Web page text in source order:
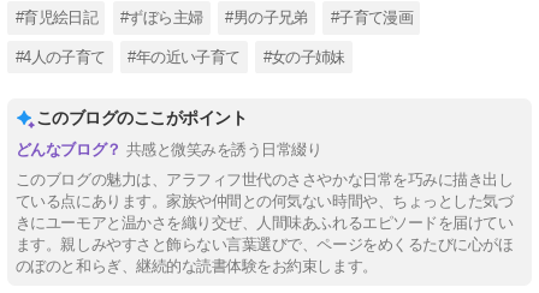
#育児絵日記 #ずぼら主婦 #男の子兄弟 #子育て漫画
#4人の子育て #年の近い子育て #女の子姉妹
このブログのここがポイント
共感と微笑みを誘う日常綴り
このブログの魅力は、アラフィフ世代のささやかな日常を巧みに描き出し
ている点にあります。家族や仲間との何気ない時間や、ちょっとした気づ
きにユーモアと温かさを織り交ぜ、人間味あふれるエピソードを届けてい
ます。親しみやすさと飾らない言葉選びで、ページをめくるたびに心がほ
のぼのと和らぎ、継続的な読書体験をお約束します。